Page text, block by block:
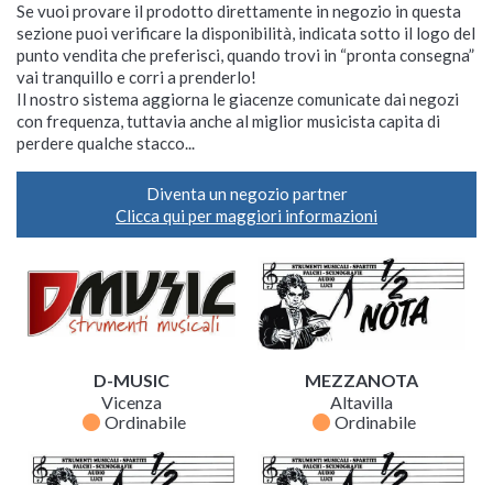
Se vuoi provare il prodotto direttamente in negozio in questa
sezione puoi verificare la disponibilità, indicata sotto il logo del
punto vendita che preferisci, quando trovi in “pronta consegna”
vai tranquillo e corri a prenderlo!
Il nostro sistema aggiorna le giacenze comunicate dai negozi
con frequenza, tuttavia anche al miglior musicista capita di
perdere qualche stacco...
Diventa un negozio partner
Clicca qui per maggiori informazioni
D-MUSIC
Vicenza
fiber_manual_record Ordinabile
MEZZANOTA
Altavilla
fiber_manual_record Ordinabile